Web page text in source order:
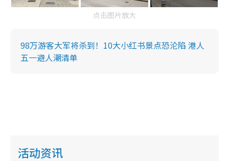
点击图片放大
98万游客大军将杀到！10大小红书景点恐沦陷 港人
五一避人潮清单
活动资讯